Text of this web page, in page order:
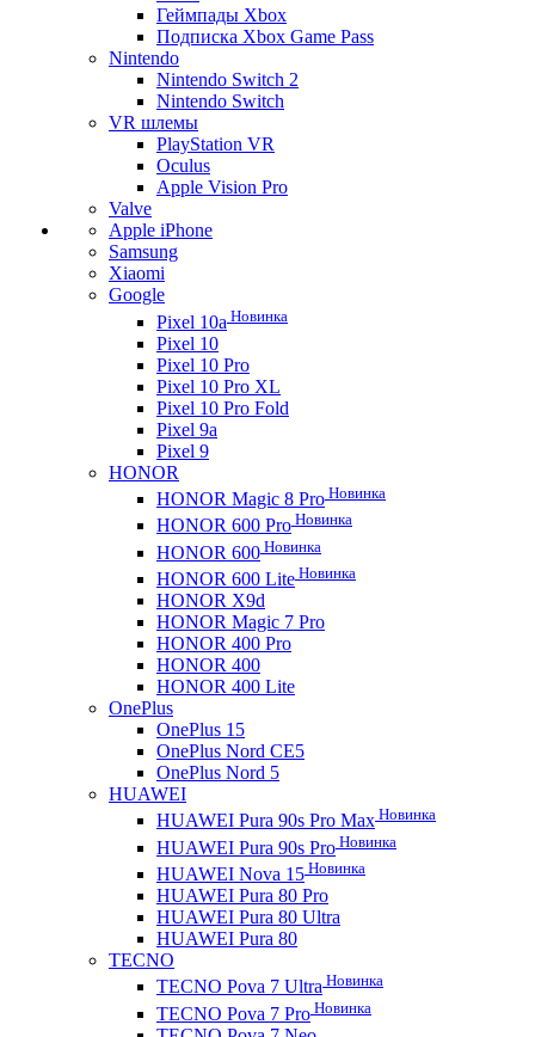
Геймпады Xbox
Подписка Xbox Game Pass
Nintendo
Nintendo Switch 2
Nintendo Switch
VR шлемы
PlayStation VR
Oculus
Apple Vision Pro
Valve
Apple iPhone
Samsung
Xiaomi
Google
Pixel 10a Новинка
Pixel 10
Pixel 10 Pro
Pixel 10 Pro XL
Pixel 10 Pro Fold
Pixel 9a
Pixel 9
HONOR
HONOR Magic 8 Pro Новинка
HONOR 600 Pro Новинка
HONOR 600 Новинка
HONOR 600 Lite Новинка
HONOR X9d
HONOR Magic 7 Pro
HONOR 400 Pro
HONOR 400
HONOR 400 Lite
OnePlus
OnePlus 15
OnePlus Nord CE5
OnePlus Nord 5
HUAWEI
HUAWEI Pura 90s Pro Max Новинка
HUAWEI Pura 90s Pro Новинка
HUAWEI Nova 15 Новинка
HUAWEI Pura 80 Pro
HUAWEI Pura 80 Ultra
HUAWEI Pura 80
TECNO
TECNO Pova 7 Ultra Новинка
TECNO Pova 7 Pro Новинка